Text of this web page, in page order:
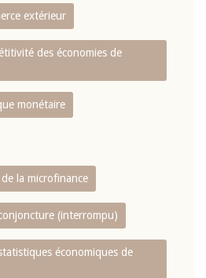
extérieur
des économies de
monétaire
la microfinance
(interrompu)
économiques de